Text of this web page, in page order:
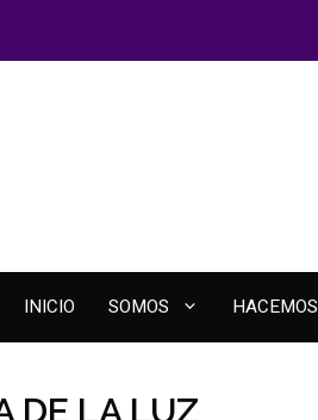
INICIO SOMOS HACEMOS
DE LA LUZ